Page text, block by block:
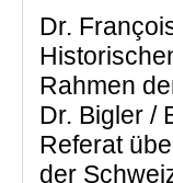
Dr.
Rahmen
Dr. Bigler /
Referat
der